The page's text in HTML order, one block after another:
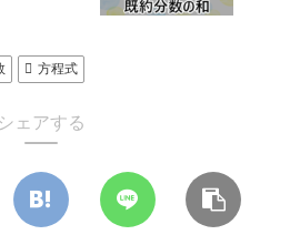
方程式
シェアする